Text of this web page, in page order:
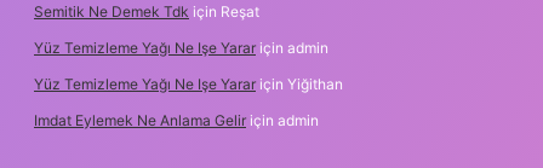
Semitik Ne Demek Tdk için Reşat
Yüz Temizleme Yağı Ne Işe Yarar için admin
Yüz Temizleme Yağı Ne Işe Yarar için Yiğithan
Imdat Eylemek Ne Anlama Gelir için admin